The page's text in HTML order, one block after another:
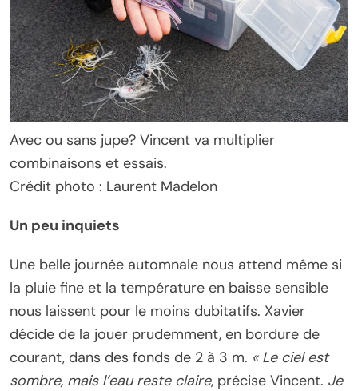
Avec ou sans jupe? Vincent va multiplier
combinaisons et essais.
Crédit photo : Laurent Madelon
Un peu inquiets
Une belle journée automnale nous attend même si
la pluie fine et la température en baisse sensible
nous laissent pour le moins dubitatifs. Xavier
décide de la jouer prudemment, en bordure de
courant, dans des fonds de 2 à 3 m. « Le ciel est
sombre, mais l’eau reste claire, précise Vincent. Je